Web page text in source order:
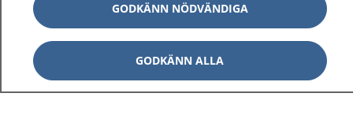
GODKÄNN NÖDVÄNDIGA
GODKÄNN ALLA